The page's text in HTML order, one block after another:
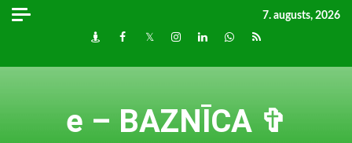
Skip
7. augusts, 2026
DraugiemFacebook
TwitterInstagram
LinkedInwhatsapp
RSS
e – BAZNĪCA ✞